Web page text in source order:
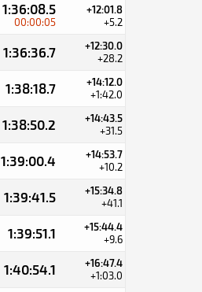
1:36:08.5
00:00:05
+12:01.8
+5.2
1:36:36.7 +12:30.0
+28.2
1:38:18.7 +14:12.0
+1:42.0
1:38:50.2 +14:43.5
+31.5
1:39:00.4 +14:53.7
+10.2
1:39:41.5 +15:34.8
+41.1
1:39:51.1 +15:44.4
+9.6
1:40:54.1 +16:47.4
+1:03.0